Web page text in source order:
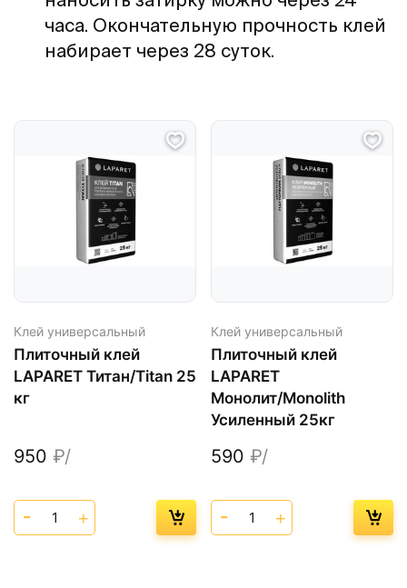
часа. Окончательную прочность клей
набирает через 28 суток.
Клей универсальный
Плиточный клей
LAPARET Титан/Titan 25
кг
950 ₽/
Клей универсальный
Плиточный клей
LAPARET
Монолит/Monolith
Усиленный 25кг
590 ₽/